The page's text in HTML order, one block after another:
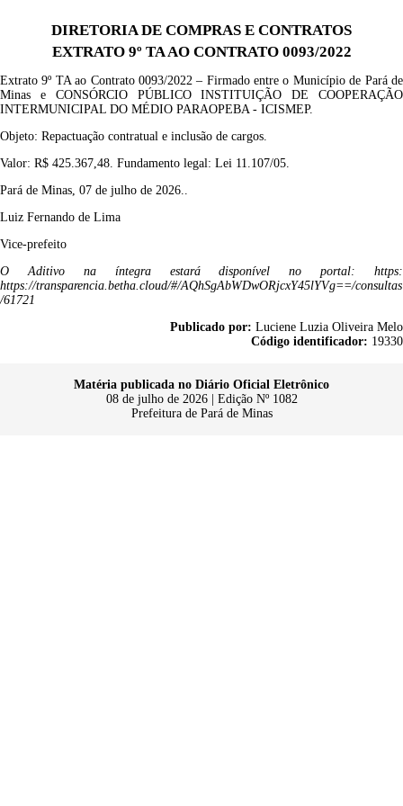
DIRETORIA DE COMPRAS E CONTRATOS
EXTRATO 9º TA AO CONTRATO 0093/2022
Extrato9º TA ao Contrato 0093/2022 – Firmado entre o Município de Pará de
Minas e CONSÓRCIO PÚBLICO INSTITUIÇÃO DE COOPERAÇÃO
INTERMUNICIPAL DO MÉDIO PARAOPEBA - ICISMEP.
Objeto: Repactuação contratual e inclusão de cargos.
Valor: R$ 425.367,48. Fundamento legal: Lei 11.107/05.
Pará de Minas, 07 de julho de 2026..
Luiz Fernando de Lima
Vice-prefeito
OAditivona íntegra estará disponível no portal: https:
https://transparencia.betha.cloud/#/AQhSgAbWDwORjcxY45lYVg==/consultas
/61721
Publicado por: Luciene Luzia Oliveira Melo
Código identificador: 19330
Matéria publicada no Diário Oficial Eletrônico
08 de julho de 2026 | Edição Nº 1082
Prefeitura de Pará de Minas